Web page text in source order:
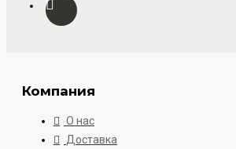
Компания
О нас
Доставка